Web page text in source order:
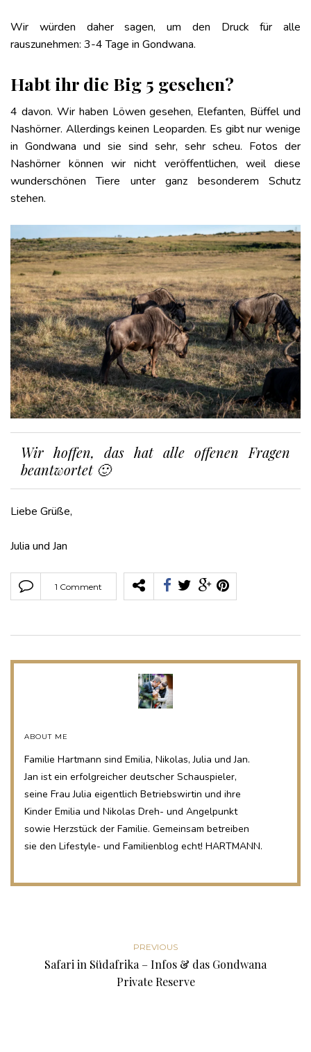
Wir würden daher sagen, um den Druck für alle
rauszunehmen: 3-4 Tage in Gondwana.
Habt ihr die Big 5 gesehen?
4 davon. Wir haben Löwen gesehen, Elefanten, Büffel und
Nashörner. Allerdings keinen Leoparden. Es gibt nur wenige
in Gondwana und sie sind sehr, sehr scheu. Fotos der
Nashörner können wir nicht veröffentlichen, weil diese
wunderschönen Tiere unter ganz besonderem Schutz
stehen.
Wir hoffen, das hat alle offenen Fragen
beantwortet 🙂
Liebe Grüße,
Julia und Jan
1 Comment
ABOUT ME
Familie Hartmann sind Emilia, Nikolas, Julia und Jan.
Jan ist ein erfolgreicher deutscher Schauspieler,
seine Frau Julia eigentlich Betriebswirtin und ihre
Kinder Emilia und Nikolas Dreh- und Angelpunkt
sowie Herzstück der Familie. Gemeinsam betreiben
sie den Lifestyle- und Familienblog echt! HARTMANN.
PREVIOUS
Safari in Südafrika – Infos & das Gondwana
Private Reserve